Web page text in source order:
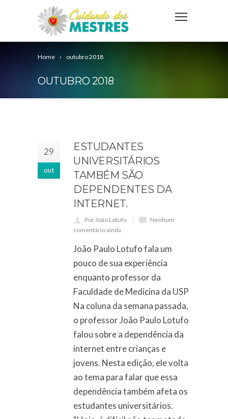
Home outubro 2018
OUTUBRO 2018
29
out
ESTUDANTES
UNIVERSITÁRIOS
TAMBÉM SÃO
DEPENDENTES DA
INTERNET.
Por João Lotufo
Nenhum
comentário ainda
João Paulo Lotufo fala um
pouco de sua experiência
enquanto professor da
Faculdade de Medicina da USP
Na coluna da semana passada,
o professor João Paulo Lotufo
falou sobre a dependência da
internet entre crianças e
jovens. Nesta edição, ele volta
ao tema para falar que essa
dependência também afeta os
estudantes universitários.